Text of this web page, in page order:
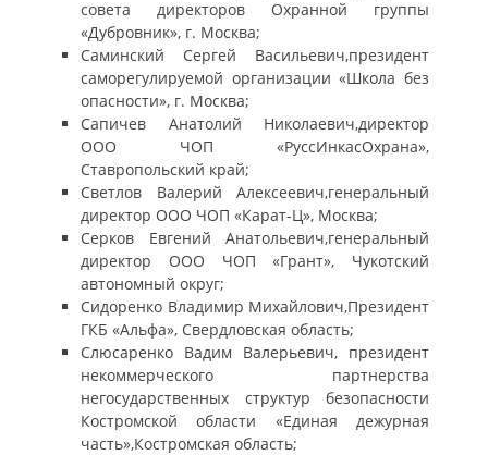
совета директоров Охранной группы
«Дубровник», г. Москва;
Саминский Сергей Васильевич,президент
саморегулируемой организации «Школа без
опасности», г. Москва;
Сапичев Анатолий Николаевич,директор
ООО ЧОП «РуссИнкасОхрана»,
Ставропольский край;
Светлов Валерий Алексеевич,генеральный
директор ООО ЧОП «Карат-Ц», Москва;
Серков Евгений Анатольевич,генеральный
директор ООО ЧОП «Грант», Чукотский
автономный округ;
Сидоренко Владимир Михайлович,Президент
ГКБ «Альфа», Свердловская область;
Слюсаренко Вадим Валерьевич, президент
некоммерческого партнерства
негосударственных структур безопасности
Костромской области «Единая дежурная
часть»,Костромская область;